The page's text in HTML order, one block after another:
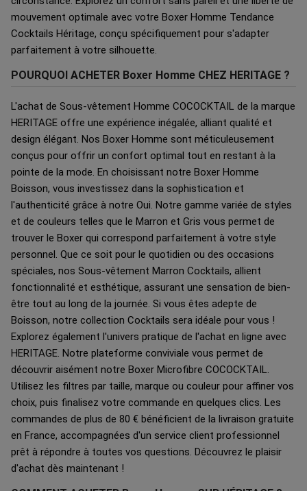
mouvement optimale avec votre Boxer Homme Tendance
Cocktails Héritage, conçu spécifiquement pour s'adapter
parfaitement à votre silhouette.
POURQUOI ACHETER Boxer Homme CHEZ HERITAGE ?
L'achat de Sous-vêtement Homme COCOCKTAIL de la marque
HERITAGE offre une expérience inégalée, alliant qualité et
design élégant. Nos Boxer Homme sont méticuleusement
conçus pour offrir un confort optimal tout en restant à la
pointe de la mode. En choisissant notre Boxer Homme
Boisson, vous investissez dans la sophistication et
l'authenticité grâce à notre Oui. Notre gamme variée de styles
et de couleurs telles que le Marron et Gris vous permet de
trouver le Boxer qui correspond parfaitement à votre style
personnel. Que ce soit pour le quotidien ou des occasions
spéciales, nos Sous-vêtement Marron Cocktails, allient
fonctionnalité et esthétique, assurant une sensation de bien-
être tout au long de la journée. Si vous êtes adepte de
Boisson, notre collection Cocktails sera idéale pour vous !
Explorez également l'univers pratique de l'achat en ligne avec
HERITAGE. Notre plateforme conviviale vous permet de
découvrir aisément notre Boxer Microfibre COCOCKTAIL.
Utilisez les filtres par taille, marque ou couleur pour affiner vos
choix, puis finalisez votre commande en quelques clics. Les
commandes de plus de 80 € bénéficient de la livraison gratuite
en France, accompagnées d'un service client professionnel
prêt à répondre à toutes vos questions. Découvrez le plaisir
d'achat dès maintenant !